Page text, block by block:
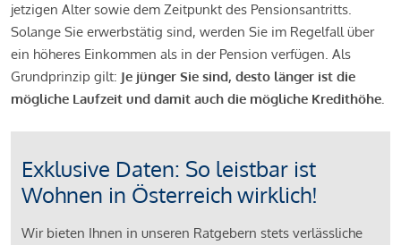
jetzigen Alter sowie dem Zeitpunkt des Pensionsantritts.
Solange Sie erwerbstätig sind, werden Sie im Regelfall über
ein höheres Einkommen als in der Pension verfügen. Als
Grundprinzip gilt: Je jünger Sie sind, desto länger ist die
mögliche Laufzeit und damit auch die mögliche Kredithöhe.
Exklusive Daten: So leistbar ist
Wohnen in Österreich wirklich!
Wir bieten Ihnen in unseren Ratgebern stets verlässliche